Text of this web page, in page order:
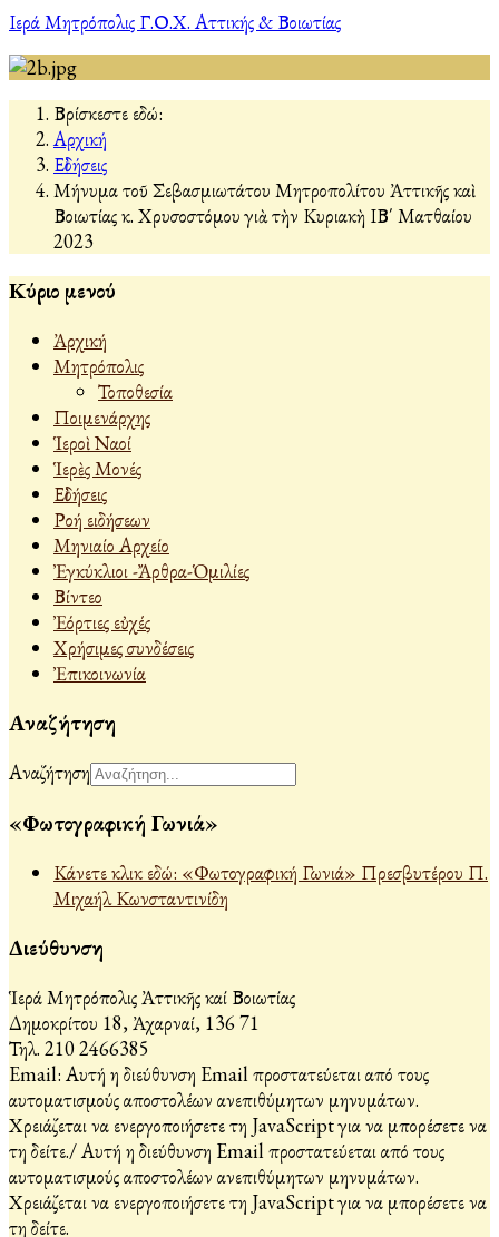
Ιερά Μητρόπολις Γ.Ο.Χ. Αττικής & Βοιωτίας
Βρίσκεστε εδώ:
Αρχική
Εἰδήσεις
Μήνυμα τοῦ Σεβασμιωτάτου Μητροπολίτου Ἀττικῆς καὶ
Βοιωτίας κ. Χρυσοστόμου γιὰ τὴν Κυριακὴ ΙΒ΄ Ματθαίου
2023
Κύριο μενού
Ἀρχική
Μητρόπολις
Τοποθεσία
Ποιμενάρχης
Ἱεροὶ Ναοί
Ἱερὲς Μονές
Εἰδήσεις
Ροή ειδήσεων
Μηνιαίο Αρχείο
Ἐγκύκλιοι -Ἄρθρα-Ὁμιλίες
Βίντεο
Ἐόρτιες εὐχές
Χρήσιμες συνδέσεις
Ἐπικοινωνία
Αναζήτηση
Αναζήτηση
«Φωτογραφική Γωνιά»
Κάνετε κλικ εδώ: «Φωτογραφική Γωνιά» Πρεσβυτέρου Π.
Μιχαήλ Κωνσταντινίδη
Διεύθυνση
Ἱερά Μητρόπολις Ἀττικῆς καί Βοιωτίας
Δημοκρίτου 18, Ἀχαρναί, 136 71
Τηλ. 210 2466385
Email: Αυτή η διεύθυνση Email προστατεύεται από τους
αυτοματισμούς αποστολέων ανεπιθύμητων μηνυμάτων.
Χρειάζεται να ενεργοποιήσετε τη JavaScript για να μπορέσετε να
τη δείτε./Αυτή η διεύθυνση Email προστατεύεται από τους
αυτοματισμούς αποστολέων ανεπιθύμητων μηνυμάτων.
Χρειάζεται να ενεργοποιήσετε τη JavaScript για να μπορέσετε να
τη δείτε.